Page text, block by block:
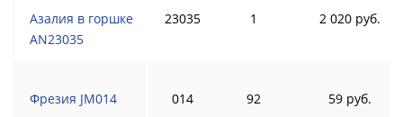
Азалия в горшке
AN23035
Фрезия JM014
23035 1 2 020 руб.
014 92 59 руб.